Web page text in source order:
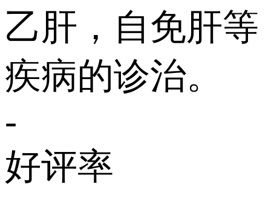
乙肝，自免肝等
疾病的诊治。
-
好评率